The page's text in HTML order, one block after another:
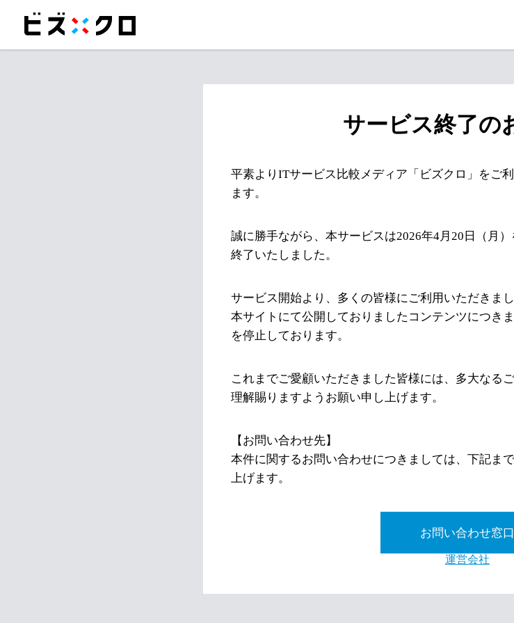
サービス終了の
平素よりITサービス比較メディア「ビズクロ」をご
ます。
誠に勝手ながら、本サービスは2026年4月20日（月
終了いたしました。
サービス開始より、多くの皆様にご利用いただきま
本サイトにて公開しておりましたコンテンツにつき
を停止しております。
これまでご愛顧いただきました皆様には、多大なる
理解賜りますようお願い申し上げます。
【お問い合わせ先】
本件に関するお問い合わせにつきましては、下記ま
上げます。
お問い合わせ窓口
運営会社